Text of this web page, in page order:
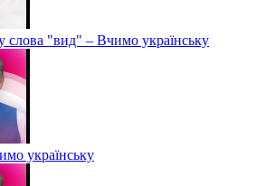
слова "вид" – Вчимо українську
українську